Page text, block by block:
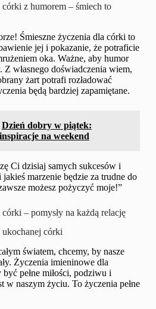
z humorem – śmiech to
Śmieszne życzenia dla córki to
jej i pokazanie, że potraficie
oka. Ważne, aby humor
Z własnego doświadczenia wiem,
żart potrafi rozładować
będą bardziej zapamiętane.
Dzień dobry w piątek:
na weekend
Ci dzisiaj samych sukcesów i
jakieś marzenie będzie za trudne do
możesz pożyczyć moje!”
– pomysły na każdą relację
córki
światem, chcemy, by nasze
Życzenia imieninowe dla
pełne miłości, podziwu i
w naszym życiu. To życzenia pełne